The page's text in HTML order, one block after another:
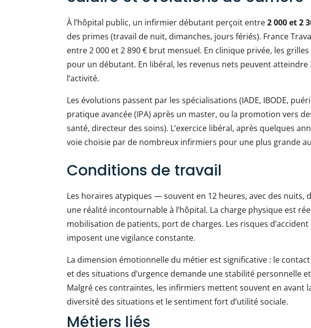
À l’hôpital public, un infirmier débutant perçoit entre2 000 et 2
des primes (travail de nuit, dimanches, jours fériés). France
entre 2 000 et 2 890 € brut mensuel. En clinique privée, les
pour un débutant. En libéral, les revenus nets peuvent atteindre
l’activité.
Les évolutions passent par les spécialisations (IADE, IBODE,
pratique avancée (IPA) après un master, ou la promotion vers
santé, directeur des soins). L’exercice libéral, après quelques
voie choisie par de nombreux infirmiers pour une plus grande
Conditions de travail
Les horaires atypiques — souvent en 12 heures, avec des
une réalité incontournable à l’hôpital. La charge physique est
mobilisation de patients, port de charges. Les risques
imposent une vigilance constante.
La dimension émotionnelle du métier est significative : le
et des situations d’urgence demande une stabilité personnelle
Malgré ces contraintes, les infirmiers mettent souvent en avant
diversité des situations et le sentiment fort d’utilité sociale.
Métiers liés